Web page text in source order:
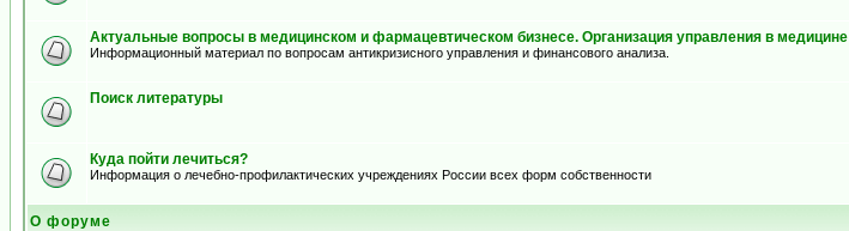
Актуальные вопросы в медицинском и фармацевтическом бизнесе. Организация управления в медицине
Информационный материал по вопросам антикризисного управления и финансового анализа.
Поиск литературы
Куда пойти лечиться?
Информация о лечебно-профилактических учреждениях России всех форм собственности
О форуме